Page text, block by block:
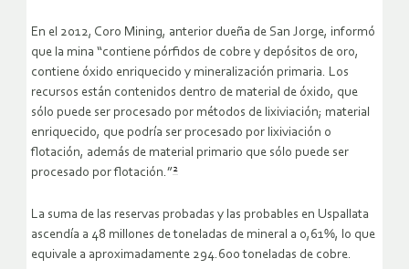
En el 2012, Coro Mining, anterior dueña de San Jorge, informó
que la mina “contiene pórfidos de cobre y depósitos de oro,
contiene óxido enriquecido y mineralización primaria. Los
recursos están contenidos dentro de material de óxido, que
sólo puede ser procesado por métodos de lixiviación; material
enriquecido, que podría ser procesado por lixiviación o
flotación, además de material primario que sólo puede ser
procesado por flotación.”2
La suma de las reservas probadas y las probables en Uspallata
ascendía a 48 millones de toneladas de mineral a 0,61%, lo que
equivale a aproximadamente 294.600 toneladas de cobre.